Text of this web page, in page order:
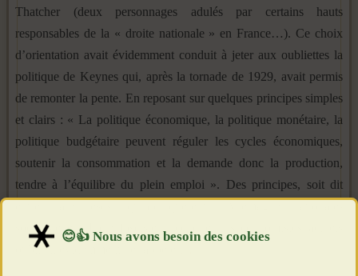
Thatcher (deux personnages adulés par certains hauts
responsables de la « droite nationale » en France…). Ce choix
d’orientation avait évidemment conduit à jeter aux oubliettes la
politique de Keynes qui, après la tornade de 1929, avait permis
de remonter la pente. En reposant sur quelques principes simples
et clairs : « La politique économique, la politique monétaire, la
politique budgétaire peuvent réguler les cycles économiques,
soutenir la consommation et la demande donc la production,
tendre à l’équilibre du plein emploi ». Des principes, soit dit
socialiste et l’Italie fasciste – ce que nos économistes actuels
oublient évidemment de rappeler…